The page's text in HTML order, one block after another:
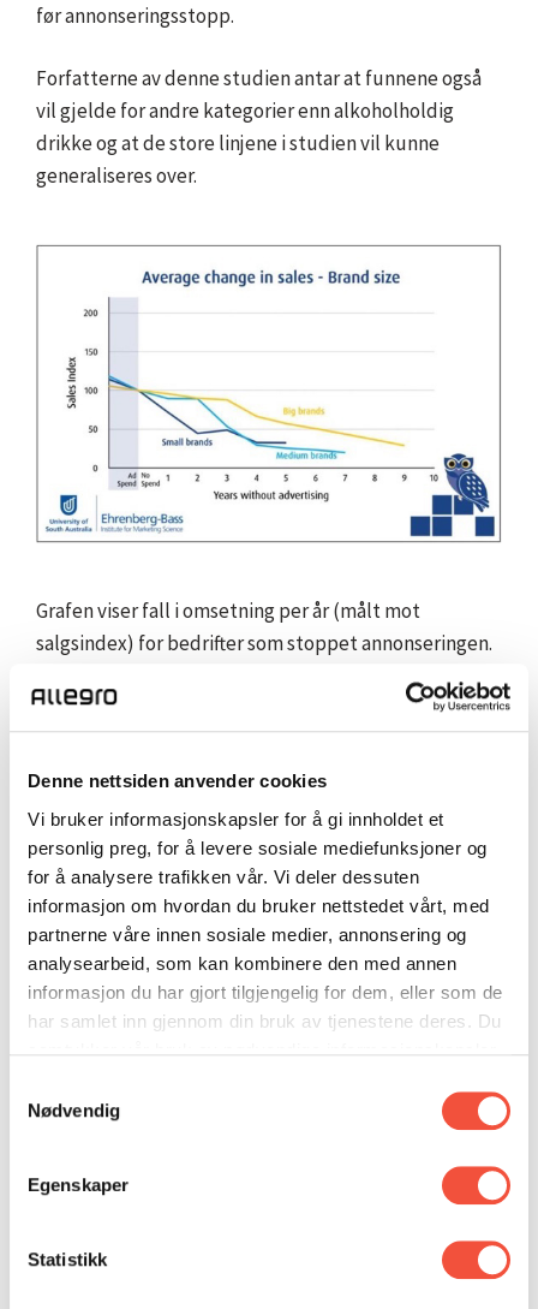
Denne nettsiden anvender cookies
Vi bruker informasjonskapsler for å gi innholdet et
personlig preg, for å levere sosiale mediefunksjoner og
for å analysere trafikken vår. Vi deler dessuten
informasjon om hvordan du bruker nettstedet vårt, med
partnerne våre innen sosiale medier, annonsering og
analysearbeid, som kan kombinere den med annen
informasjon du har gjort tilgjengelig for dem, eller som de
har samlet inn gjennom din bruk av tjenestene deres. Du
Nødvendig
Egenskaper
Statistikk
før annonseringsstopp.
Forfatterne av denne studien antar at funnene også
vil gjelde for andre kategorier enn alkoholholdig
drikke og at de store linjene i studien vil kunne
generaliseres over.
Grafen viser fall i omsetning per år (målt mot
salgsindex) for bedrifter som stoppet annonseringen.
Ehrenberg-Bass Institute for Marketing Science.
Oppsummering av studien:
Når brands stopper med massekommunikasjon
for 1 år eller lengre, vil salget mest sannsynlig
falle og fortsette å falle år for år uten
annonsering
Gjennomsnittlig fall i omsetning etter 1 år uten
annonsering er – 16 %, det faller ytterligere til
Størrelsen på merkevaren og salgskurve før
annonseringsstopp påvirker salgsnedgangen;
brands med en nedadgående salgskurve.
veksten etter reklamen stopper, men nesten